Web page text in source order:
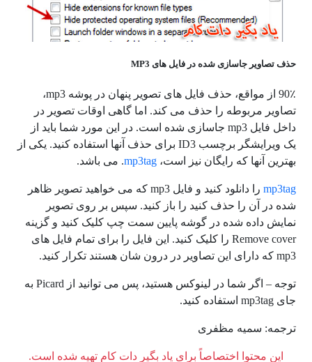
حذف تصاویر جاسازی شده در فایل های MP3
90٪ از مواقع، حذف فایل های تصویر پنهان در پوشه mp3،
تصاویر مربوطه را حذف می کند. اما گاهی اوقات تصویر در
داخل فایل mp3 جاسازی شده است. در این مورد شما باید از
یک ویرایشگر برچسب ID3 برای حذف آنها استفاده کنید. یکی از
بهترین آنها که رایگان نیز است، mp3tag. می باشد.
mp3tag
را دانلود کنید و فایل mp3 که می خواهید تصویر ظاهر
شده در آن را حذف کنید را باز کنید. سپس بر روی تصویر
نمایش داده شده در گوشه پایین سمت چپ کلیک کنید و گزینه
Remove cover را کلیک کنید. این فایل را برای تمام فایل های
mp3 که دارای این تصاویر در درون شان هستند تکرار کنید.
توجه – اگر شما در لینوکس هستید، پس می توانید از Picard به
جای mp3tag استفاده کنید.
ترجمه: سمیه مظفری
این محتوا اختصاصاً برای یاد بگیر دات کام تهیه شده است.